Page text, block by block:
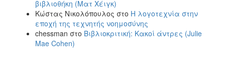
βιβλιοθήκη (Ματ Χέιγκ)
Κώστας Νικολόπουλος στο Η λογοτεχνία στην
εποχή της τεχνητής νοημοσύνης
chessman στο Βιβλιοκριτική: Κακοί άντρες (Julie
Mae Cohen)